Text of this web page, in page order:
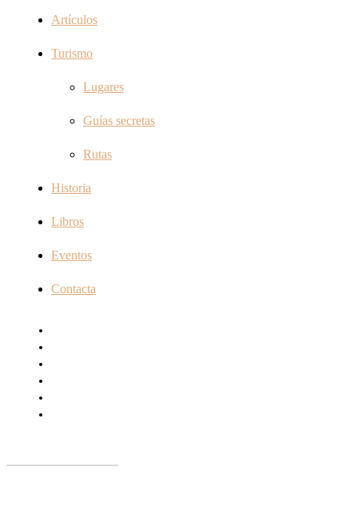
Artículos
Turismo
Lugares
Guías secretas
Rutas
Historia
Libros
Eventos
Contacta